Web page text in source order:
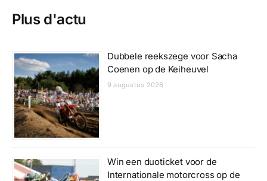
Plus d'actu
Dubbele reekszege voor Sacha
Coenen op de Keiheuvel
9 augustus 2026
Win een duoticket voor de
Internationale motorcross op de